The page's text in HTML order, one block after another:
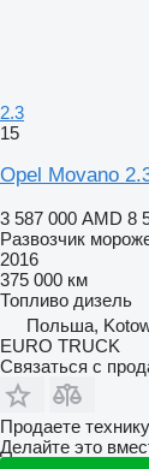
2.3
15
Opel Movano
3 587 000 AMD 8
Развозчик
2016
375 000 км
Топливо дизель
Польша,
EURO TRUCK
Связаться с
Продаете
Делайте это